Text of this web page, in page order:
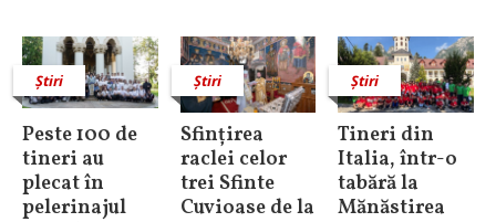
Știri
Peste 100 de
tineri au
plecat în
pelerinajul
Știri
Sfințirea
raclei celor
trei Sfinte
Cuvioase de la
Știri
Tineri din
Italia, într-o
tabără la
Mănăstirea